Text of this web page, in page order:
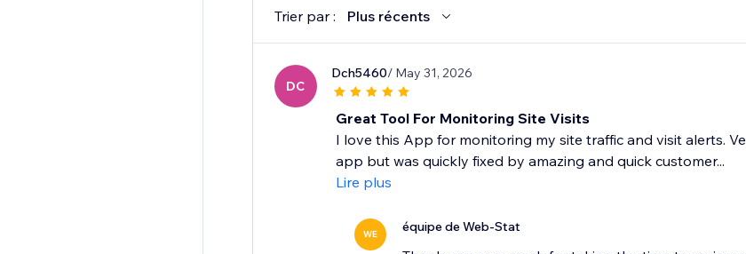
Trier par : Plus récents
DC
Dch5460/ May 31, 2026
Great Tool For Monitoring Site Visits
I love this App for monitoring my site traffic and visit alerts.
app but was quickly fixed by amazing and quick customer...
Lire plus
WE équipe de Web-Stat